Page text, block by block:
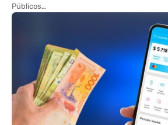
Públicos…